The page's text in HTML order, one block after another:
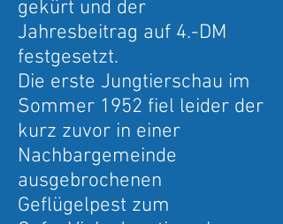
gekürt und der
Jahresbeitrag auf 4.-DM
festgesetzt.
Die erste Jungtierschau im
Sommer 1952 fiel leider der
kurz zuvor in einer
Nachbargemeinde
ausgebrochenen
Geflügelpest zum